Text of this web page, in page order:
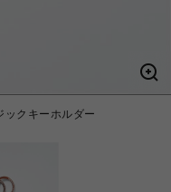
ックキーホルダー